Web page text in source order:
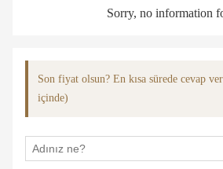
Sorry, no information
Son fiyat olsun? En kısa sürede cevap
içinde)